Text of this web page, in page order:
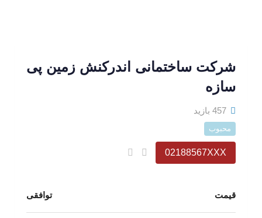
شرکت ساختمانی اندرکنش زمین پی
سازه
457 بازید
محبوب
02188567XXX
قیمت توافقی